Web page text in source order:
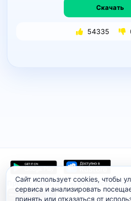
Скачать
54335
Проект работает на
Сайт использует cookies, чтобы
сервиса и анализировать
принять или отказаться от